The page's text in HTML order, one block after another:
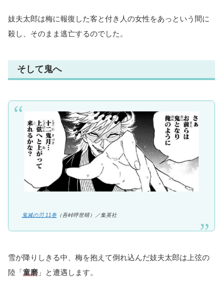
妓夫太郎は梅に報復した客と付き人の女性をあっという間に
殺し、そのまま逃亡するのでした。
そして鬼へ
鬼滅の刃 11巻 （吾峠呼世晴）／集英社
雪が降りしきる中、梅を抱えて倒れ込んだ妓夫太郎は上弦の
陸「童磨 」と遭遇します。